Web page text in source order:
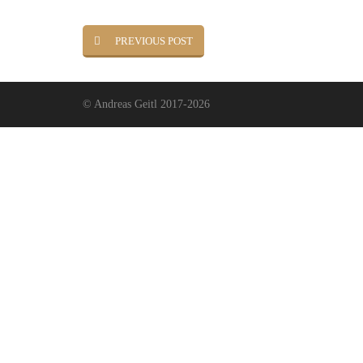
PREVIOUS POST
© Andreas Geitl 2017-2026